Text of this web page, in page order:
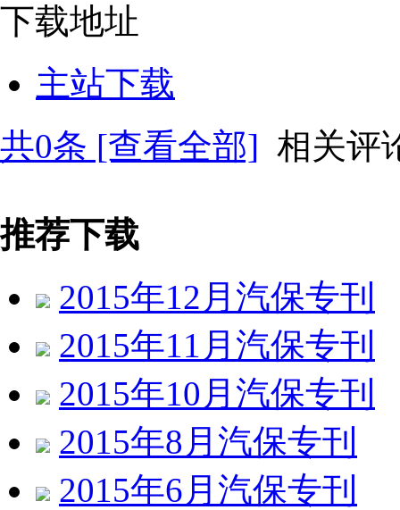
下载地址
主站下载
共0条 [查看全部] 相关评
推荐下载
2015年12月汽保专刊
2015年11月汽保专刊
2015年10月汽保专刊
2015年8月汽保专刊
2015年6月汽保专刊